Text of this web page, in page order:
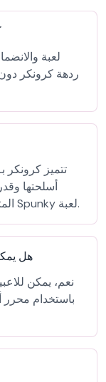
ردهة كرونكر
أسلحتها
المثالية لتتناسب مع أسلوب لعبك على Spunky لعبة.
هل
نعم، يمكن
باستخدام محرر